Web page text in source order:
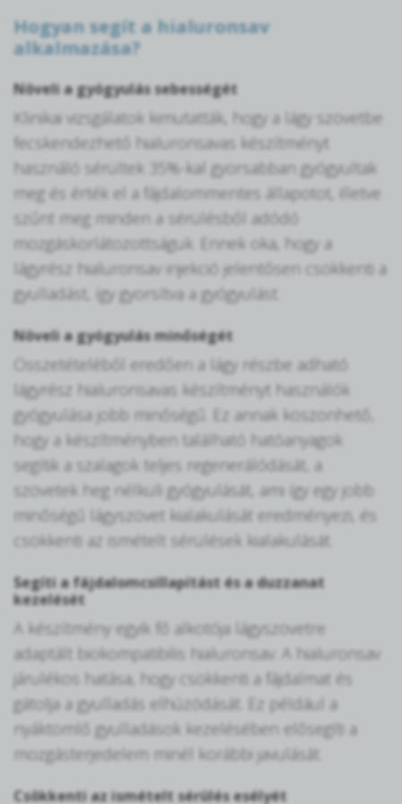
Hogyan segít a hialuronsav
alkalmazása?
Növeli a gyógyulás sebességét
Klinikai vizsgálatok kimutatták, hogy a lágy szövetbe
fecskendezhető hialuronsavas készítményt
használó sérültek 35%-kal gyorsabban gyógyultak
meg és érték el a fájdalommentes állapotot, illetve
szűnt meg minden a sérülésből adódó
mozgáskorlátozottságuk. Ennek oka, hogy a
lágyrész hialuronsav injekció jelentősen csökkenti a
gyulladást, így gyorsítva a gyógyulást.
Növeli a gyógyulás minőségét
Összetételéből eredően a lágy részbe adható
lágyrész hialuronsavas készítményt használók
gyógyulása jobb minőségű. Ez annak köszönhető,
hogy a készítményben található hatóanyagok
segítik a szalagok teljes regenerálódását, a
szövetek heg nélküli gyógyulását, ami így egy jobb
minőségű lágyszövet kialakulását eredményezi, és
csökkenti az ismételt sérülések kialakulását.
Segíti a fájdalomcsillapítást és a duzzanat
kezelését
A készítmény egyik fő alkotója lágyszövetre
adaptált biokompatibilis hialuronsav. A hialuronsav
járulékos hatása, hogy csökkenti a fájdalmat és
gátolja a gyulladás elhúzódását. Ez például a
nyáktömlő gyulladások kezelésében elősegíti a
mozgásterjedelem minél korábbi javulását.
Csökkenti az ismételt sérülés esélyét